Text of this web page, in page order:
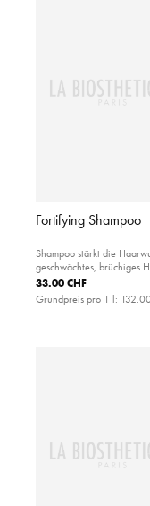
Fortifying Shampoo
Shampoo stärkt die
geschwächtes, brüchiges
33.00 CHF
Grundpreis pro 1 l: